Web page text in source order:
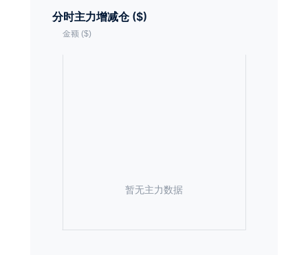
分时主力增减仓 ($)
暂无主力数据